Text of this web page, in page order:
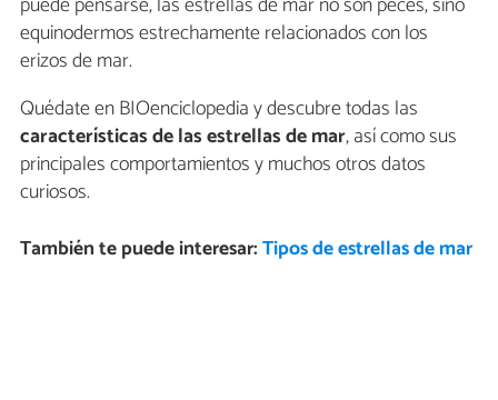
equinodermos estrechamente relacionados con los
erizos de mar.
Quédate en BIOenciclopedia y descubre todas las
características de las estrellas de mar, así como sus
principales comportamientos y muchos otros datos
curiosos.
También te puede interesar:Tipos de estrellas de mar